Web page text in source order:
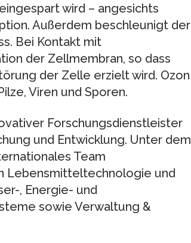
wird – angesichts
Außerdem beschleunigt der
Bei Kontakt mit
der Zellmembran, so dass
der Zelle erzielt wird. Ozon
Viren und Sporen.
Forschungsdienstleister
und Entwicklung. Unter dem
Team
Lebensmitteltechnologie und
, Energie- und
sowie Verwaltung &